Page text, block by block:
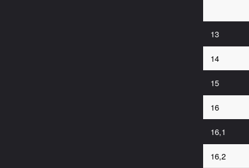
13
14
15
16
16,1
16,2